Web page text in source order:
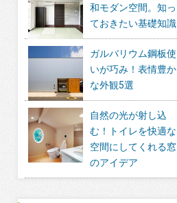
和モダン空間。知っ
ておきたい基礎知識
ガルバリウム鋼板使
いが巧み！表情豊か
な外観5選
自然の光が射し込
む！トイレを快適な
空間にしてくれる窓
のアイデア